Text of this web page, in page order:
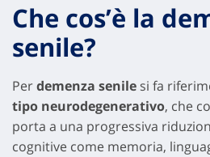
Che cos’è la
senile?
Perdemenza senile si fa
tipo neurodegenerativo, che
porta a una progressiva
cognitive come memoria,